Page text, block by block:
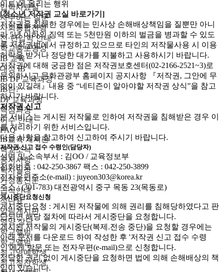
입학자료실
자주하는 질문
사회통합전형
전·편입학 안내
학교홍보영상
IB 교육
대성 IB
IB DP 교육과정
IB란?
DP 교육과정
핵심과정
이수 안내
FAQ
IB교육 게시판
학교소식
공지사항
학사일정
가정통신문
급식안내
식단표
알림게시판
영양 상담
학교앨범
학교앨범
최고명예학생
최고칭찬학생
이트)에 올리는 행위
[청소년 저작권 교실 바로가기]
저작권을 침해한 경우에는 민사상 손해배상책임을 질뿐만 아니
라 5년 이하의 징역 또는 5천만원 이하의 벌금을 병과할 수 있도
록 저작권법에서 규정하고 있으므로 타인의 저작물사용 시 이용
허락을 받거나 정당한 대가를 지불하고 사용하시기 바랍니다.
저작권에 대해 궁금한 점은 저작권보호센터(02-2166-2521~3)로
문의하시고 문화관광부 홈페이지 공지사항 『저작권, 그안에 무
엇이 있길래』내용 중 “네티즌이 알아야할 저작권 상식”을 참고
하시기 바랍니다.
저작권 신고
본 서비스는 게시된 저작물로 인하여 저작권을 침해받은 경우 이
를 처리하기 위한 서비스입니다.
다음 사항을 참고하여 신고하여 주시기 바랍니다.
저작권 신고 접수 수령인(담당자)
성명 및 소속부서 : 김OO / 교육정보부
전화번호 : 042-250-3867 팩스 : 042-250-3899
전자우편주소(e-mail) : juyeon303@korea.kr
주소 : (301-783) 대전광역시 중구 목동 23(목동로)
게시중단요청신청
게시중단요청 : 게시된 저작물에 의해 권리를 침해당하였다고 판
단되면 해당 절차에 따라서 게시중단을 요청합니다.
게시된 저작물의 게시중단(복제.전송 중단)을 요청할 경우에는
아래 문서를 다운로드 하여 작성한 후 '저작권 신고 접수 수령
인'에게 방문 또는 전자우편(e-mail)으로 신청합니다.
정당한 권리 없이 게시중단을 요청하면 법에 의해 손해배상의 책
임이 있습니다.